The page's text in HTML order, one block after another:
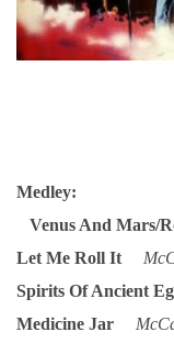
NÁSTROJE - RINGO
PODPISY
Medley:
Venus And Mars/
Let Me Roll It
Spirits Of Ancient
Medicine Jar